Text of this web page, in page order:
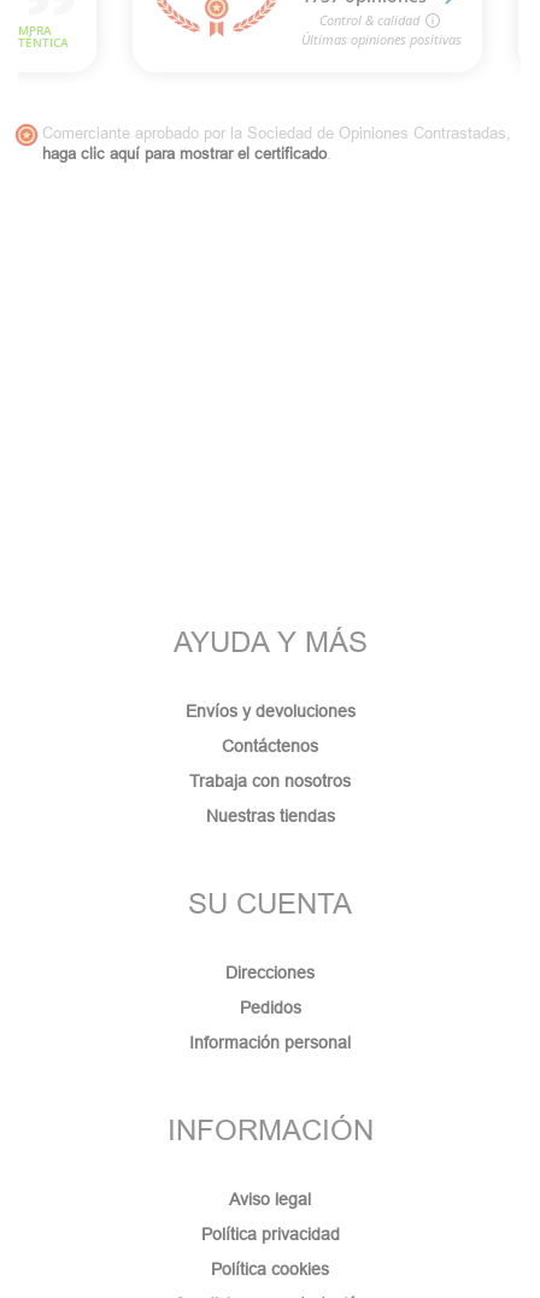
Comerciante aprobado por la Sociedad de Opiniones Contrastadas,
haga clic aquí para mostrar el certificado.
AYUDA Y MÁS
Envíos y devoluciones
Contáctenos
Trabaja con nosotros
Nuestras tiendas
SU CUENTA
Direcciones
Pedidos
Información personal
INFORMACIÓN
Aviso legal
Política privacidad
Política cookies